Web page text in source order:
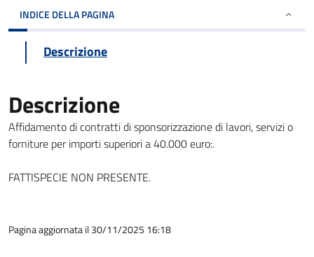
INDICE DELLA PAGINA
Descrizione
Descrizione
Affidamento di contratti di sponsorizzazione di lavori, servizi o
forniture per importi superiori a 40.000 euro:.
FATTISPECIE NON PRESENTE.
Pagina aggiornata il 30/11/2025 16:18